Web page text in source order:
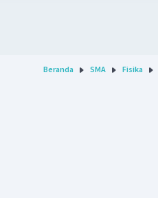
Beranda SMA Fisika